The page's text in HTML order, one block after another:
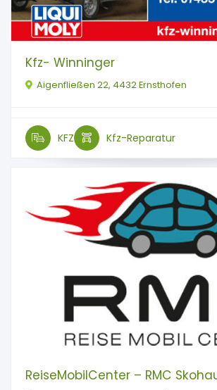
Kfz- Winninger
Aigenfließen 22, 4432 Ernsthofen
KFZ Kfz-Reparatur
ReiseMobilCenter – RMC